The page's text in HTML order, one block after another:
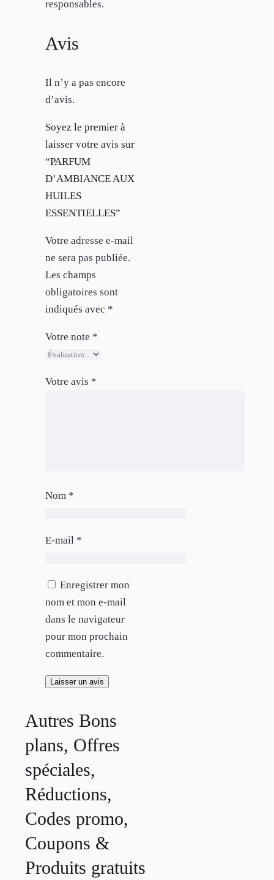
responsables.
Avis
Il n’y a pas encore
d’avis.
Soyez le premier à
laisser votre avis sur
“PARFUM
D’AMBIANCE AUX
HUILES
ESSENTIELLES”
Votre adresse e-mail
ne sera pas publiée.
Les champs
obligatoires sont
indiqués avec *
Votre note *
Votre avis *
Nom *
E-mail *
Enregistrer mon
nom et mon e-mail
dans le navigateur
pour mon prochain
commentaire.
Autres Bons
plans, Offres
spéciales,
Réductions,
Codes promo,
Coupons &
Produits gratuits